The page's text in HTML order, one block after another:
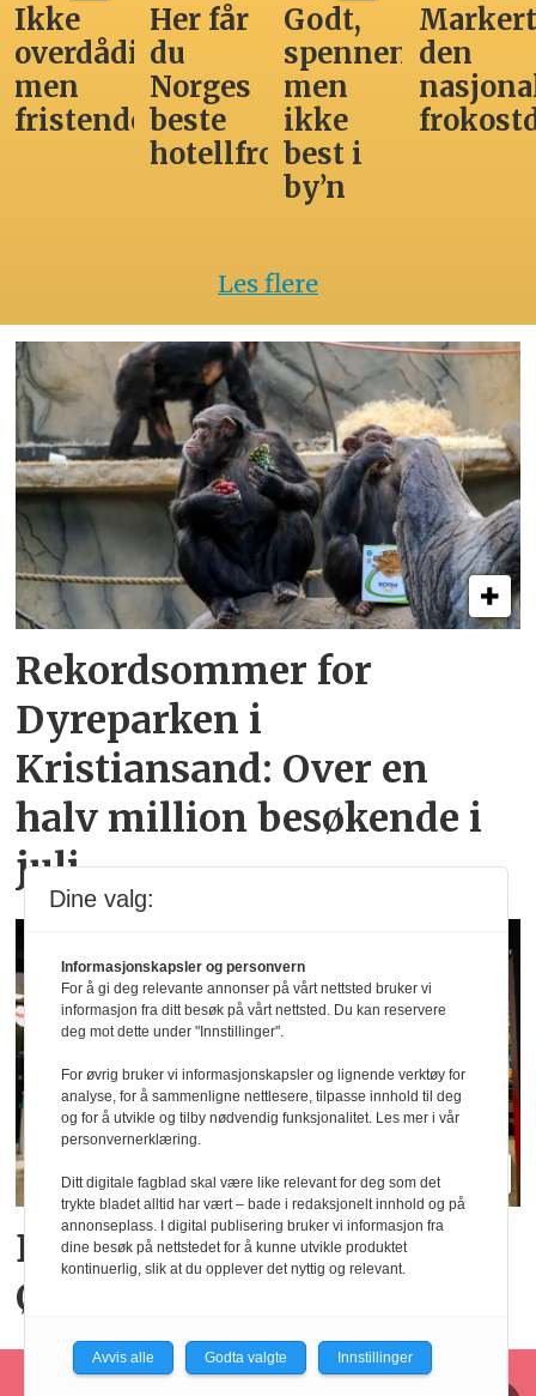
Ikke
overdådig,
men
fristende
Her får
du
Norges
beste
hotellfrokost
Godt,
spennende,
men
ikke
best i
by’n
den
Les flere
Rekordsommer for
Dyreparken i
Kristiansand: Over en
halv million besøkende i
juli
Big Bite vil doble på
Østlandet innen tre år
Dine valg:
Informasjonskapsler og personvern
For å gi deg relevante annonser på vårt nettsted bruker vi
informasjon fra ditt besøk på vårt nettsted. Du kan reservere
deg mot dette under "Innstillinger".
For øvrig bruker vi informasjonskapsler og lignende verktøy for
analyse, for å sammenligne nettlesere, tilpasse innhold til deg
og for å utvikle og tilby nødvendig funksjonalitet. Les mer i vår
personvernerklæring.
Ditt digitale fagblad skal være like relevant for deg som det
trykte bladet alltid har vært – bade i redaksjonelt innhold og på
annonseplass. I digital publisering bruker vi informasjon fra
dine besøk på nettstedet for å kunne utvikle produktet
kontinuerlig, slik at du opplever det nyttig og relevant.
Avvis alle Godta valgte Innstillinger